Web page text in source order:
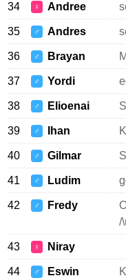
34 ♀ Andree
35 ♂ Andres
36 ♂ Brayan
37 ♂ Yordi
38 ♂ Elioenai
39 ♂ Ihan
40 ♂ Gilmar
41 ♂ Ludim
42 ♂ Fredy
/
43 ♀ Niray
44 ♂ Eswin